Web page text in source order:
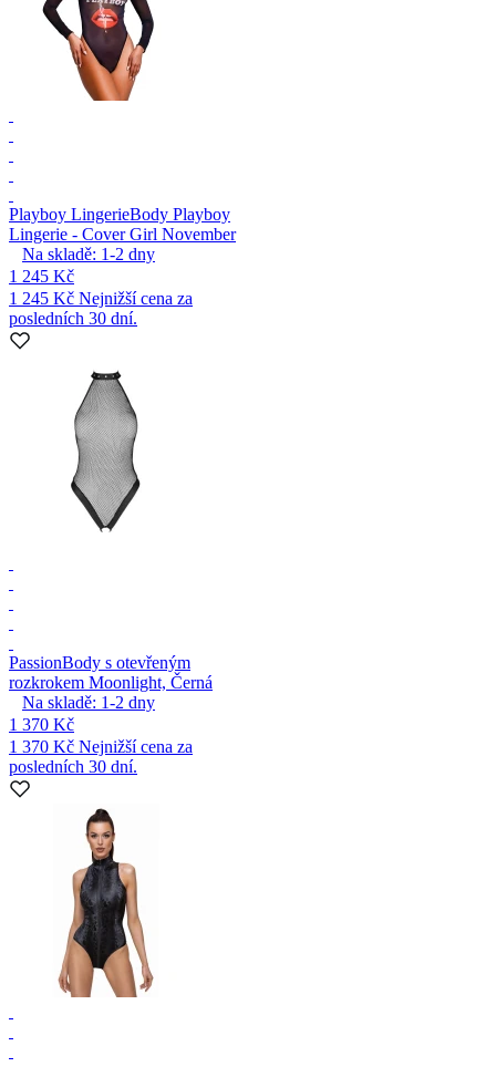
Playboy LingerieBody Playboy
Lingerie - Cover Girl November
Na skladě: 1-2 dny
1 245 Kč
1 245 Kč Nejnižší cena za
posledních 30 dní.
PassionBody s otevřeným
rozkrokem Moonlight, Černá
Na skladě: 1-2 dny
1 370 Kč
1 370 Kč Nejnižší cena za
posledních 30 dní.